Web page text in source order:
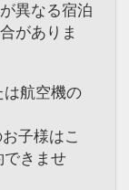
異なる宿泊
がありま
は航空機の
子様はこ
できませ